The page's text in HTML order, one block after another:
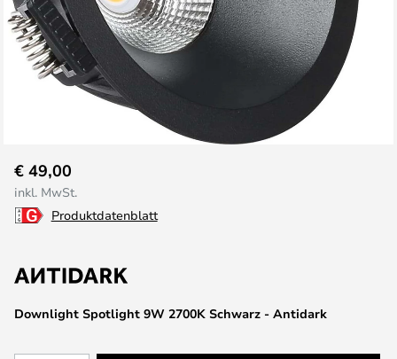
Anfang
der
Bildgalerie
Downlight Spotlight 9W 2700K Schwarz - Antidark
€ 49,00
inkl. MwSt.
Produktdatenblatt